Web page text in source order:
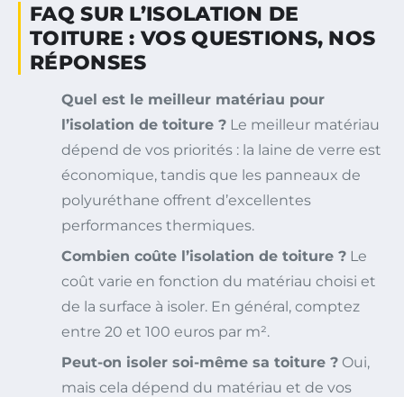
FAQ SUR L’ISOLATION DE
TOITURE : VOS QUESTIONS, NOS
RÉPONSES
Quel est le meilleur matériau pour
l’isolation de toiture ? Le meilleur matériau
dépend de vos priorités : la laine de verre est
économique, tandis que les panneaux de
polyuréthane offrent d’excellentes
performances thermiques.
Combien coûte l’isolation de toiture ? Le
coût varie en fonction du matériau choisi et
de la surface à isoler. En général, comptez
entre 20 et 100 euros par m².
Peut-on isoler soi-même sa toiture ? Oui,
mais cela dépend du matériau et de vos